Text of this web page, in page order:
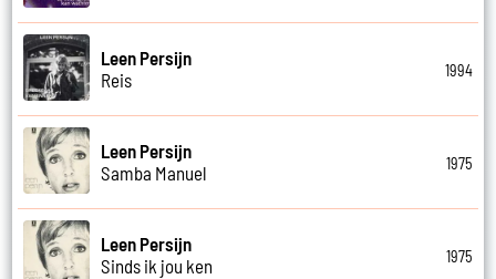
Leen Persijn
Reis
1994
Leen Persijn
Samba Manuel
1975
Leen Persijn
Sinds ik jou ken
1975